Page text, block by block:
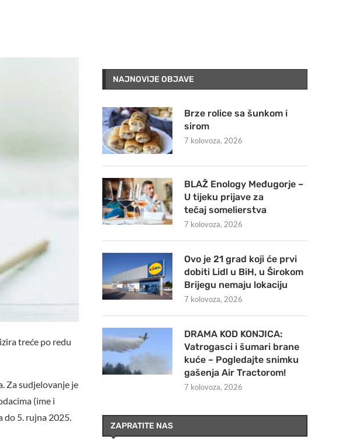
treće po redu
Za sudjelovanje je
(ime i
do 5. rujna 2025.
NAJNOVIJE OBJAVE
Brze rolice sa šunkom i
sirom
7 kolovoza, 2026
BLAŽ Enology Međugorje –
U tijeku prijave za
tečaj somelierstva
7 kolovoza, 2026
Ovo je 21 grad koji će prvi
dobiti Lidl u BiH, u Širokom
Brijegu nemaju lokaciju
7 kolovoza, 2026
DRAMA KOD KONJICA:
Vatrogasci i šumari brane
kuće – Pogledajte snimku
gašenja Air Tractorom!
7 kolovoza, 2026
ZAPRATITE NAS